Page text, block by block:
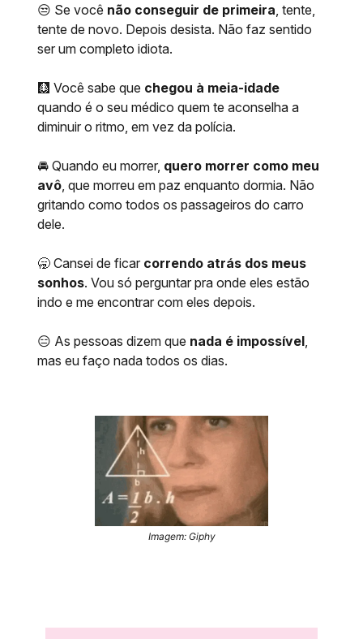
😒 Se você não conseguir de primeira , tente,
tente de novo. Depois desista. Não faz sentido
ser um completo idiota.
🩻 Você sabe que chegou à meia-idade
quando é o seu médico quem te aconselha a
diminuir o ritmo, em vez da polícia.
🚘 Quando eu morrer, quero morrer como meu
avô , que morreu em paz enquanto dormia. Não
gritando como todos os passageiros do carro
dele.
🥱 Cansei de ficar correndo atrás dos meus
sonhos. Vou só perguntar pra onde eles estão
indo e me encontrar com eles depois.
😑 As pessoas dizem que nada é impossível
mas eu faço nada todos os dias.
Imagem: Giphy